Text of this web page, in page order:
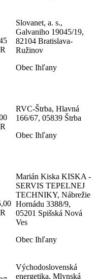
Slovanet, a. s.,
Galvaniho 19045/19,
82104 Bratislava-
Ružinov
Obec Ihľany
RVC-Štrba, Hlavná
166/67, 05839 Štrba
Obec Ihľany
Marián Kiska KISKA -
SERVIS TEPELNEJ
TECHNIKY, Nábrežie
Hornádu 3388/9,
05201 Spišská Nová
Ves
Obec Ihľany
Východoslovenská
energetika, Mlynská